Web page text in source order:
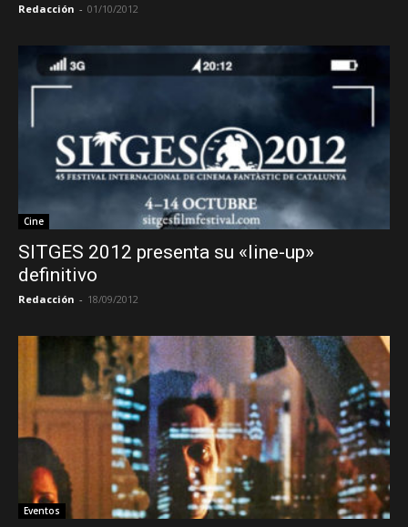
Redacción - 01/10/2012
Cine
SITGES 2012 presenta su «line-up»
definitivo
Redacción - 18/09/2012
Eventos